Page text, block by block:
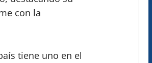
con la
tiene uno en el